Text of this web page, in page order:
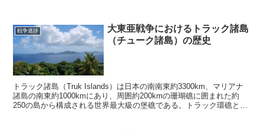
戦争遺跡
大東亜戦争におけるトラック諸島
（チューク諸島）の歴史
トラック諸島（Truk Islands）は日本の南南東約3300km、マリアナ
諸島の南東約1000kmにあり、周囲約200kmの珊瑚礁に囲まれた約
250の島から構成される世界最大級の堡礁である。トラック環礁と呼